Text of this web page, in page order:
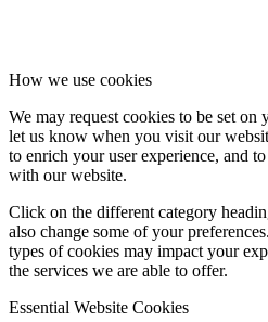
How we use cookies
We may request cookies to be set on
let us know when you visit our
to enrich your user experience, and
with our website.
Click on the different category
also change some of your
types of cookies may impact your
the services we are able to offer.
Essential Website Cookies